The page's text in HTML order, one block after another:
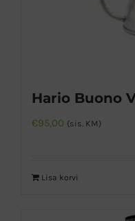
Hario Buono
€95,00 (sis. KM)
Lisa korvi